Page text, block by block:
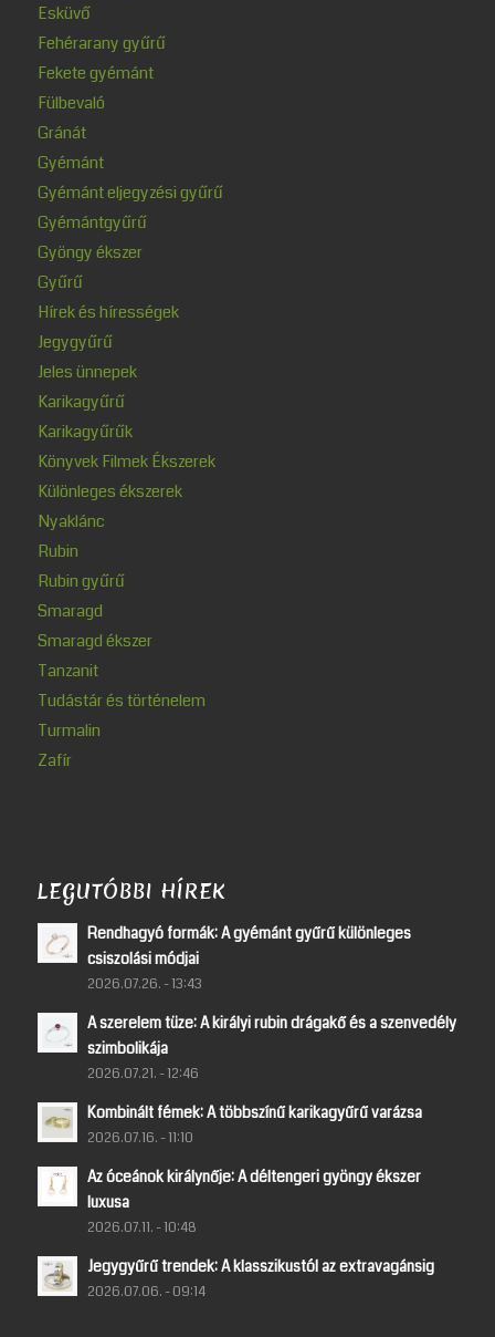
Esküvő
Fehérarany gyűrű
Fekete gyémánt
Fülbevaló
Gránát
Gyémánt
Gyémánt eljegyzési gyűrű
Gyémántgyűrű
Gyöngy ékszer
Gyűrű
Hírek és hírességek
Jegygyűrű
Jeles ünnepek
Karikagyűrű
Karikagyűrűk
Könyvek Filmek Ékszerek
Különleges ékszerek
Nyaklánc
Rubin
Rubin gyűrű
Smaragd
Smaragd ékszer
Tanzanit
Tudástár és történelem
Turmalin
Zafír
LEGUTÓBBI HÍREK
Rendhagyó formák: A gyémánt gyűrű különleges
csiszolási módjai
2026.07.26. - 13:43
A szerelem tüze: A királyi rubin drágakő és a szenvedély
szimbolikája
2026.07.21. - 12:46
Kombinált fémek: A többszínű karikagyűrű varázsa
2026.07.16. - 11:10
Az óceánok királynője: A déltengeri gyöngy ékszer
luxusa
2026.07.11. - 10:48
Jegygyűrű trendek: A klasszikustól az extravagánsig
2026.07.06. - 09:14